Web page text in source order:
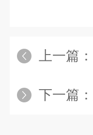
上一篇：
下一篇：